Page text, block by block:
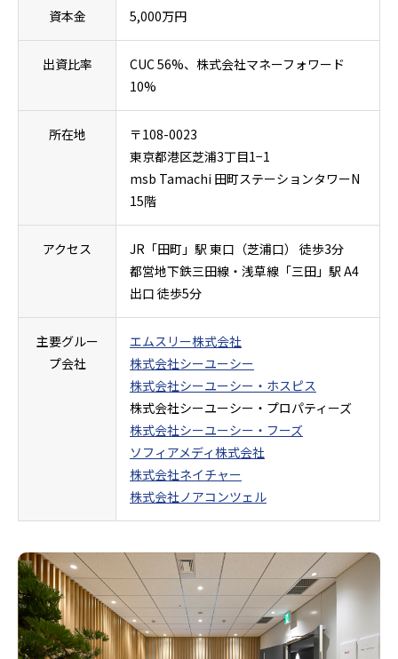
資本金 5,000万円
出資比率
CUC 56%、株式会社マネーフォワード
10%
所在地
〒108-0023
東京都港区芝浦3丁目1−1
msb Tamachi 田町ステーションタワーN
15階
アクセス
JR「田町」駅 東口（芝浦口） 徒歩3分
都営地下鉄三田線・浅草線「三田」駅 A4
出口 徒歩5分
主要グルー
プ会社
エムスリー株式会社
株式会社シーユーシー
株式会社シーユーシー・ホスピス
株式会社シーユーシー・プロパティーズ
株式会社シーユーシー・フーズ
ソフィアメディ株式会社
株式会社ネイチャー
株式会社ノアコンツェル